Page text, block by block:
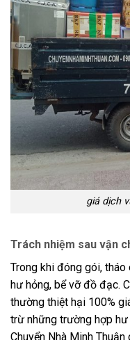
giá dịch
Trách nhiệm sau vận
Trong khi đóng gói, tháo
hư hỏng, bể vỡ đồ đạc.
thường thiệt hại 100%
trừ những trường hợp
Chuyển Nhà Minh